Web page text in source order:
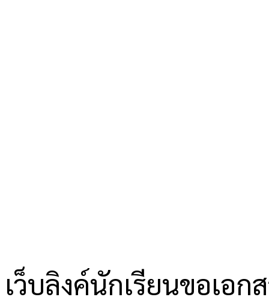
เว็บลิงค์นักเรียนขอเอก